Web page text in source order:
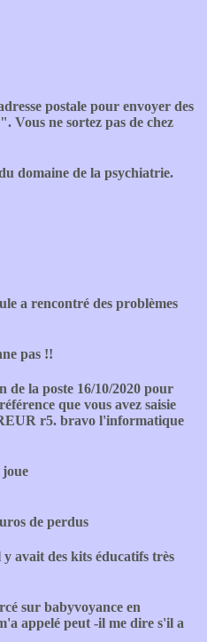
postale pour envoyer des
Vous ne sortez pas de chez
domaine de la psychiatrie.
a rencontré des problèmes
pas !!
de la poste 16/10/2020 pour
que vous avez saisie
r5. bravo l'informatique
de perdus
avait des kits éducatifs très
sur babyvoyance en
appelé peut -il me dire s'il a